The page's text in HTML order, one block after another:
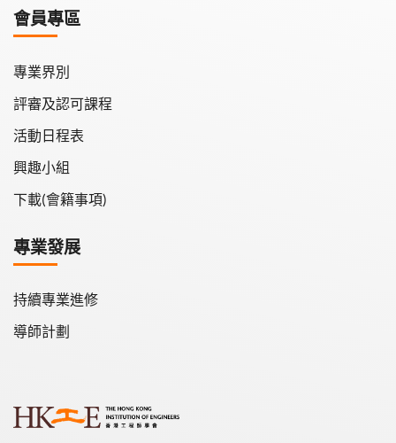
學會會報
會員專區
專業界別
評審及認可課程
活動日程表
興趣小組
下載(會籍事項)
專業發展
持續專業進修
導師計劃